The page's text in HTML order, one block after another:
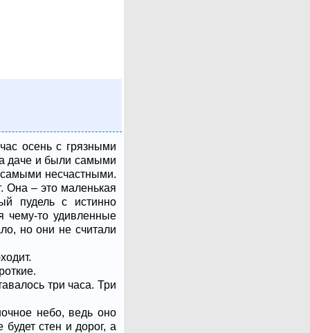
осень с грязными
даче и были самыми
самыми несчастными.
Она – это маленькая
пудель с истинно
чему-то удивленные
но они не считали
три часа. Три
небо, ведь оно
стен и дорог, а